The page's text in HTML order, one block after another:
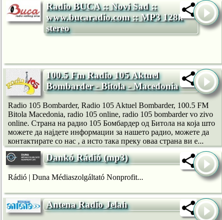
Radio BUCA :: Novi Sad ::
www.bucaradio.com :: MP3 128k
stereo
100.5 Fm Radio 105 Aktuel
Bombarder - Bitola - Macedonia
Radio 105 Bombarder, Radio 105 Aktuel Bombarder, 100.5 FM
Bitola Macedonia, radio 105 online, radio 105 bombarder vo zivo
online. Страна на pадио 105 Бомбардер од Битола на која што
можете да најдете информации за нашето радио, можете да
контактирате со нас , а исто така преку оваа страна ви е...
Dankó Rádió (mp3)
Rádió | Duna Médiaszolgáltató Nonprofit...
Antena Radio Jelah